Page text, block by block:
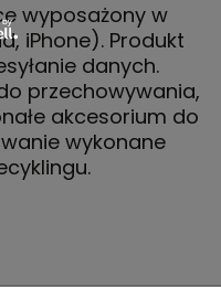
wyposażony w
iPhone). Produkt
danych.
przechowywania,
akcesorium do
wykonane